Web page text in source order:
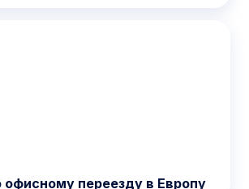
переезду в Европу